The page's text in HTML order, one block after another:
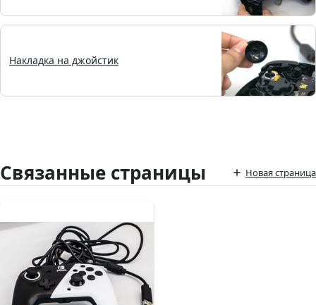
Накладка на джойстик
Связанные страницы Новая страница